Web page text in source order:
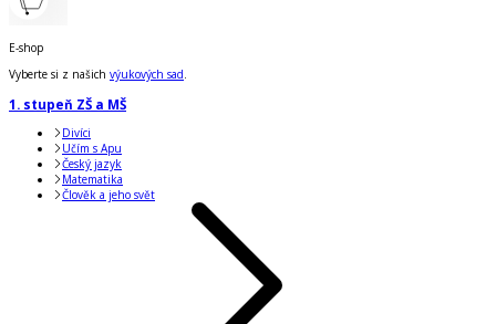
E-shop
Vyberte si z našich výukových sad.
1. stupeň ZŠ a MŠ
Divíci
Učím s Apu
Český jazyk
Matematika
Člověk a jeho svět